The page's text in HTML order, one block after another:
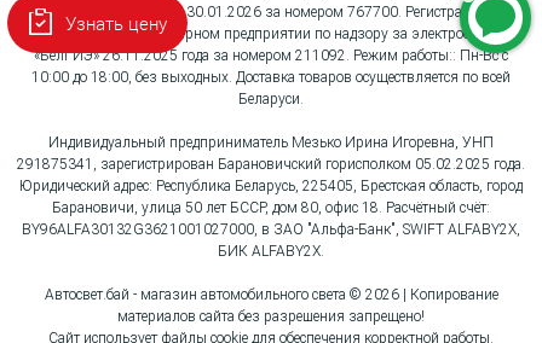
Республики Беларусь 30.01.2026 за номером 767700. Регистрация в
Республиканском унитарном предприятии по надзору за электросвязью
«БелГИЭ» 26.11.2025 года за номером 211092. Режим работы:: Пн-Вс с
10:00 до 18:00, без выходных. Доставка товаров осуществляется по всей
Беларуси.
Индивидуальный предприниматель Мезько Ирина Игоревна, УНП
291875341, зарегистрирован Барановичский горисполком 05.02.2025 года.
Юридический адрес: Республика Беларусь, 225405, Брестская область, город
Барановичи, улица 50 лет БССР, дом 80, офис 18. Расчётный счёт:
BY96ALFA30132G3621001027000, в ЗАО "Альфа-Банк", SWIFT ALFABY2X,
БИК ALFABY2X.
Автосвет.бай - магазин автомобильного света © 2026 | Копирование
материалов сайта без разрешения запрещено!
Сайт использует файлы cookie для обеспечения корректной работы.
Узнать цену